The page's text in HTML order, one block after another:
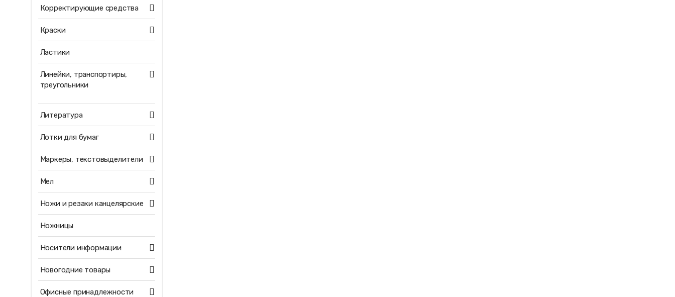
Корректирующие средства
Краски
Ластики
Линейки, транспортиры,
треугольники
Литература
Лотки для бумаг
Маркеры, текстовыделители
Мел
Ножи и резаки канцелярские
Ножницы
Носители информации
Новогодние товары
Офисные принадлежности